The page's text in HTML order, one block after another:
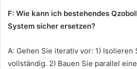
F: Wie kann ich bestehendes
System sicher ersetzen?
A: Gehen Sie iterativ vor: 1) Isolieren
vollständig. 2) Bauen Sie parallel